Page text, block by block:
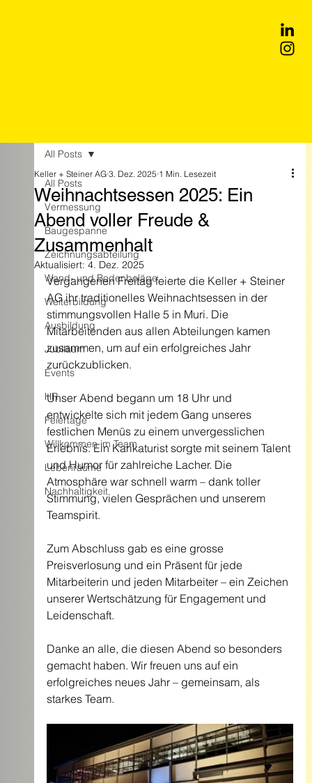
All Posts
Vermessung
Baugespanne
Zeichnungsabteilung
Wand- und Bodenbeläge
Weiterbildung
Ausbildung
Jubiläum
Events
HR
Feiertage
Willkommen im Team
Lebenräume
Nachhaltigkeit
All Posts
Weihnachtsessen 2025: Ein
Abend voller Freude &
Zusammenhalt
Keller + Steiner AG 3. Dez. 2025 1 Min. Lesezeit
Aktualisiert: 4. Dez. 2025
Vergangenen Freitag feierte die Keller + Steiner
AG ihr traditionelles Weihnachtsessen in der
stimmungsvollen Halle 5 in Muri. Die
Mitarbeitenden aus allen Abteilungen kamen
zusammen, um auf ein erfolgreiches Jahr
zurückzublicken.
Unser Abend begann um 18 Uhr und
entwickelte sich mit jedem Gang unseres
festlichen Menüs zu einem unvergesslichen
Erlebnis. Ein Karikaturist sorgte mit seinem Talent
und Humor für zahlreiche Lacher. Die
Atmosphäre war schnell warm – dank toller
Stimmung, vielen Gesprächen und unserem
Teamspirit.
Zum Abschluss gab es eine grosse
Preisverlosung und ein Präsent für jede
Mitarbeiterin und jeden Mitarbeiter – ein Zeichen
unserer Wertschätzung für Engagement und
Leidenschaft.
Danke an alle, die diesen Abend so besonders
gemacht haben. Wir freuen uns auf ein
erfolgreiches neues Jahr – gemeinsam, als
starkes Team.